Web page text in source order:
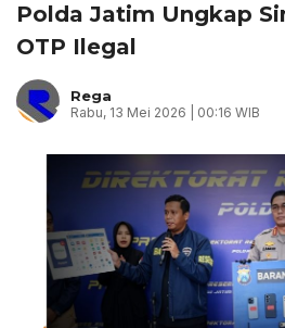
Polda Jatim Ungkap
OTP Ilegal
Rega
Rabu, 13 Mei 2026 | 00:16 WIB